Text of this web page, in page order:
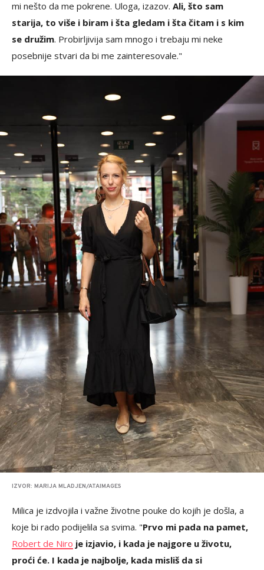
mi nešto da me pokrene. Uloga, izazov. Ali, što sam
starija, to više i biram i šta gledam i šta čitam i s kim
se družim. Probirljivija sam mnogo i trebaju mi neke
posebnije stvari da bi me zainteresovale."
IZVOR: MARIJA MLADJEN/ATAIMAGES
Milica je izdvojila i važne životne pouke do kojih je došla, a
koje bi rado podijelila sa svima. "Prvo mi pada na pamet,
Robert de Niro je izjavio, i kada je najgore u životu,
proći će. I kada je najbolje, kada misliš da si